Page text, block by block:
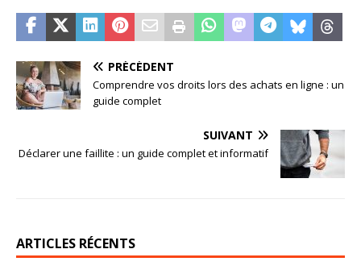
PRÉCÉDENT
Comprendre vos droits lors des achats en ligne : un
guide complet
SUIVANT
Déclarer une faillite : un guide complet et informatif
ARTICLES RÉCENTS